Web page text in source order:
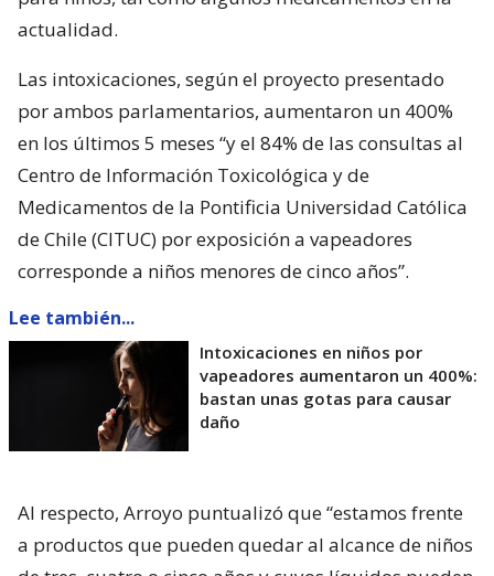
actualidad.
Las intoxicaciones, según el proyecto presentado
por ambos parlamentarios, aumentaron un 400%
en los últimos 5 meses “y el 84% de las consultas al
Centro de Información Toxicológica y de
Medicamentos de la Pontificia Universidad Católica
de Chile (CITUC) por exposición a vapeadores
corresponde a niños menores de cinco años”.
Lee también...
Intoxicaciones en niños por
vapeadores aumentaron un 400%:
bastan unas gotas para causar
daño
Al respecto, Arroyo puntualizó que “estamos frente
a productos que pueden quedar al alcance de niños